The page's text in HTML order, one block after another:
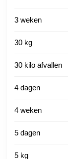
3 weken
30 kg
30 kilo afvallen
4 dagen
4 weken
5 dagen
5 kg